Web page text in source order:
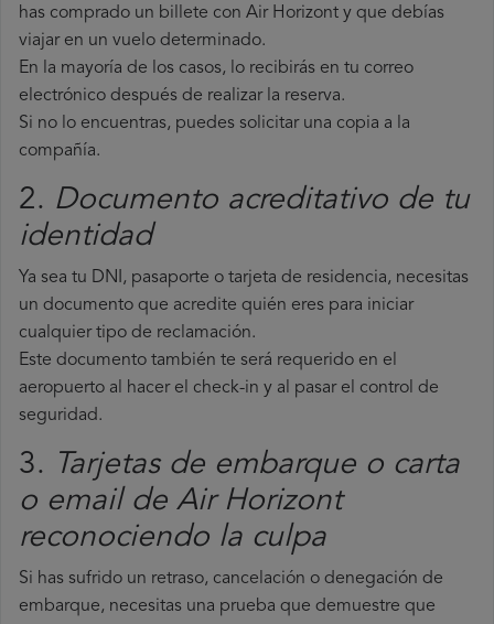
has comprado un billete con Air Horizont y que debías
viajar en un vuelo determinado.
En la mayoría de los casos, lo recibirás en tu correo
electrónico después de realizar la reserva.
Si no lo encuentras, puedes solicitar una copia a la
compañía.
2. Documento acreditativo de tu
identidad
Ya sea tu DNI, pasaporte o tarjeta de residencia, necesitas
un documento que acredite quién eres para iniciar
cualquier tipo de reclamación.
Este documento también te será requerido en el
aeropuerto al hacer el check-in y al pasar el control de
seguridad.
3.
Tarjetas de embarque o carta
o email de Air Horizont
reconociendo la culpa
Si has sufrido un retraso, cancelación o denegación de
embarque, necesitas una prueba que demuestre que